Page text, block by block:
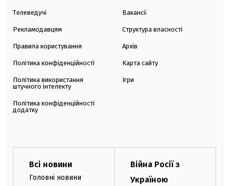
Телеведучі
Рекламодавцям
Правила користування
Політика конфіденційності
Політика використання
штучного інтелекту
Політика конфіденційності
додатку
Вакансії
Структура власності
Архів
Карта сайту
Ігри
Всі новини
Головні новини
Війна Росії з
Україною